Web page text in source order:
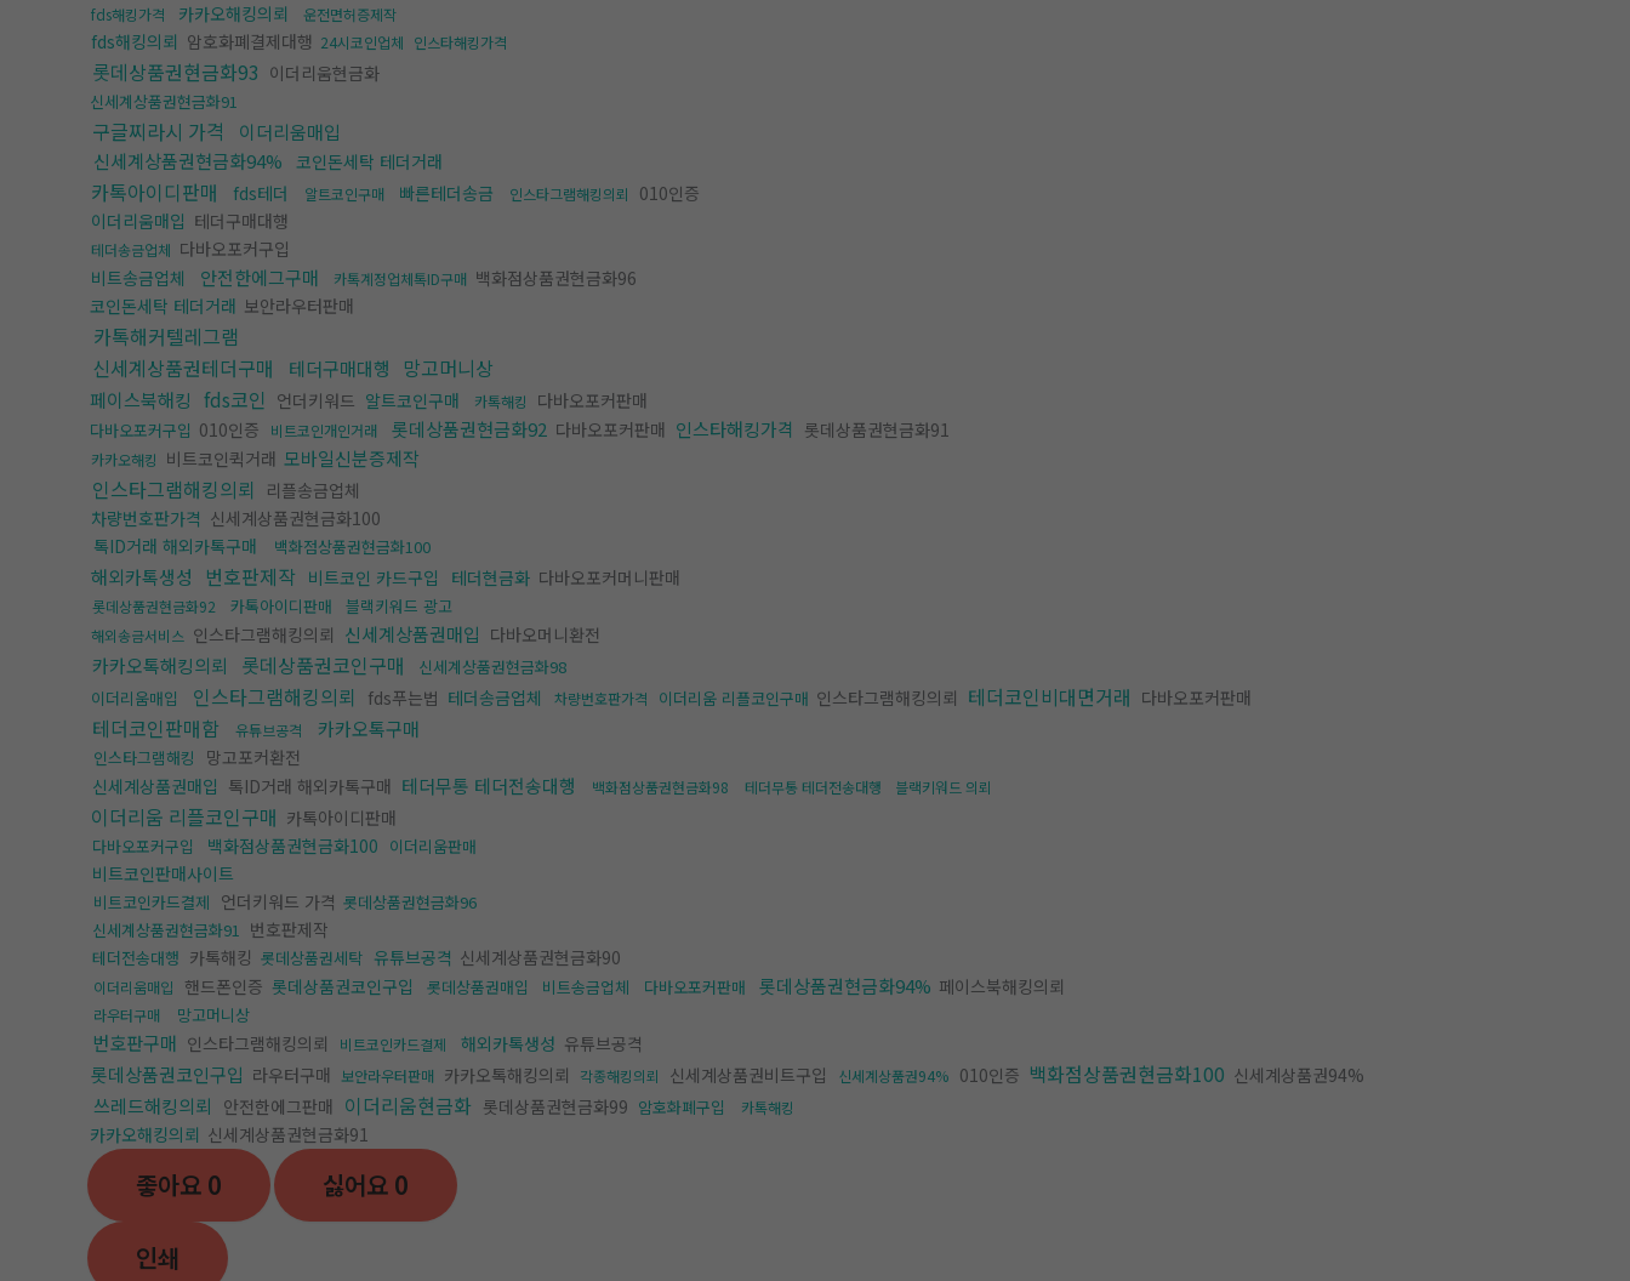
fds해킹가격 카카오해킹의뢰 운전면허증제작
fds해킹의뢰 암호화폐결제대행 24시코인업체 인스타해킹가격
롯데상품권현금화93 이더리움현금화
신세계상품권현금화91
구글찌라시 가격
이더리움매입
신세계상품권현금화94% 코인돈세탁 테더거래
카톡아이디판매 fds테더 알트코인구매 빠른테더송금 인스타그램해킹의뢰
010인증
이더리움매입 테더구매대행
테더송금업체 다바오포커구입
비트송금업체
안전한에그구매 카톡계정업체톡ID구매 백화점상품권현금화96
코인돈세탁 테더거래 보안라우터판매
카톡해커텔레그램
신세계상품권테더구매
테더구매대행 망고머니상
페이스북해킹 fds코인 언더키워드 알트코인구매 카톡해킹 다바오포커판매
다바오포커구입 010인증 비트코인개인거래 롯데상품권현금화92 다바오포커판매 인스타해킹가격 롯데상품권현금화91
카카오해킹 비트코인퀵거래 모바일신분증제작
인스타그램해킹의뢰
리플송금업체
차량번호판가격 신세계상품권현금화100
톡ID거래 해외카톡구매
백화점상품권현금화100
해외카톡생성 번호판제작 비트코인 카드구입 테더현금화 다바오포커머니판매
롯데상품권현금화92 카톡아이디판매 블랙키워드 광고
해외송금서비스 인스타그램해킹의뢰 신세계상품권매입 다바오머니환전
카카오톡해킹의뢰 롯데상품권코인구매
신세계상품권현금화98
이더리움매입
인스타그램해킹의뢰 fds푸는법 테더송금업체 차량번호판가격 이더리움 리플코인구매 인스타그램해킹의뢰 테더코인비대면거래 다바오포커판매
테더코인판매함 유튜브공격 카카오톡구매
인스타그램해킹
망고포커환전
신세계상품권매입 톡ID거래 해외카톡구매 테더무통 테더전송대행 백화점상품권현금화98 테더무통 테더전송대행 블랙키워드 의뢰
이더리움 리플코인구매 카톡아이디판매
다바오포커구입 백화점상품권현금화100 이더리움판매
비트코인판매사이트
비트코인카드결제 언더키워드 가격 롯데상품권현금화96
신세계상품권현금화91 번호판제작
테더전송대행 카톡해킹 롯데상품권세탁 유튜브공격 신세계상품권현금화90
이더리움매입 핸드폰인증 롯데상품권코인구입 롯데상품권매입 비트송금업체 다바오포커판매 롯데상품권현금화94% 페이스북해킹의뢰
라우터구매 망고머니상
번호판구매 인스타그램해킹의뢰 비트코인카드결제 해외카톡생성 유튜브공격
롯데상품권코인구입 라우터구매 보안라우터판매 카카오톡해킹의뢰 각종해킹의뢰 신세계상품권비트구입 신세계상품권94% 010인증 백화점상품권현금화100 신세계상품권94%
쓰레드해킹의뢰 안전한에그판매 이더리움현금화 롯데상품권현금화99 암호화폐구입 카톡해킹
카카오해킹의뢰 신세계상품권현금화91
좋아요 0 싫어요 0
인쇄